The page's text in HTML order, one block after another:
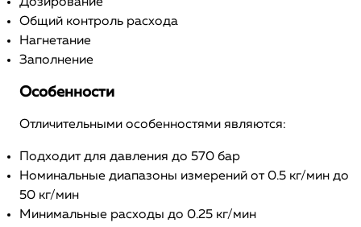
Общий контроль расхода
Нагнетание
Заполнение
Особенности
Отличительными особенностями являются:
Подходит для давления до 570 бар
Номинальные диапазоны измерений от 0.5 кг/мин до
50 кг/мин
Минимальные расходы до 0.25 кг/мин